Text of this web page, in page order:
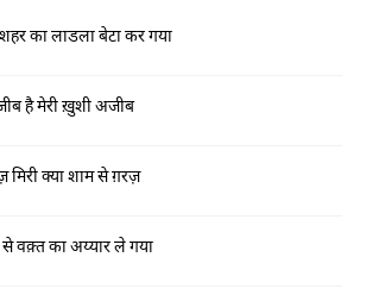
का लाडला बेटा कर गया
है मेरी ख़ुशी अजीब
मिरी क्या शाम से ग़रज़
वक़्त का अय्यार ले गया